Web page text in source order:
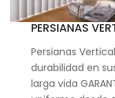
PERSIANAS
Persianas
durabilidad en
larga vida